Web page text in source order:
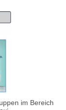
im Bereich